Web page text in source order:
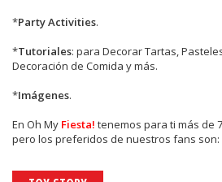
*Party Activities.
*Tutoriales: para Decorar Tartas,
Decoración de Comida y más.
*Imágenes.
En Oh My Fiesta! tenemos para ti más de
pero los preferidos de nuestros fans son: